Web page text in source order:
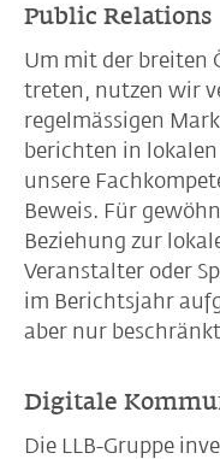
Public Relations
Um mit der breiten
treten, nutzen wir
regelmässigen
berichten in
unsere
Beweis. Für
Beziehung zur
Veranstalter oder
im Berichtsjahr
aber nur
Digitale
Die LLB-Gruppe